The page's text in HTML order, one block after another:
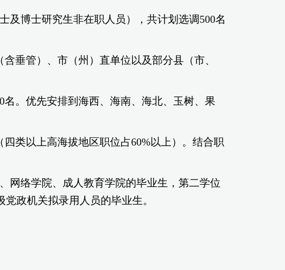
及博士研究生非在职人员），共计划选调500名
垂管）、市（州）直单位以及部分县（市、
。优先安排到海西、海南、海北、玉树、果
类以上高海拔地区职位占60%以上）。结合职
网络学院、成人教育学院的毕业生，第二学位
政机关拟录用人员的毕业生。